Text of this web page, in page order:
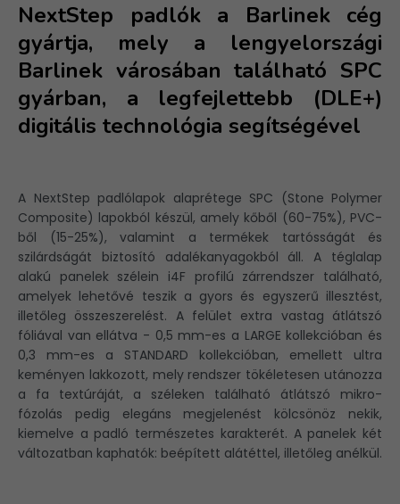
NextStep padlók a Barlinek cég
gyártja, mely a lengyelországi
Barlinek városában található SPC
gyárban, a legfejlettebb (DLE+)
digitális technológia segítségével
A NextStep padlólapok alaprétege SPC (Stone Polymer
Composite) lapokból készül, amely kőből (60-75%), PVC-
ből (15-25%), valamint a termékek tartósságát és
szilárdságát biztosító adalékanyagokból áll. A téglalap
alakú panelek szélein i4F profilú zárrendszer található,
amelyek lehetővé teszik a gyors és egyszerű illesztést,
illetőleg összeszerelést. A felület extra vastag átlátszó
fóliával van ellátva - 0,5 mm-es a LARGE kollekcióban és
0,3 mm-es a STANDARD kollekcióban, emellett ultra
keményen lakkozott, mely rendszer tökéletesen utánozza
a fa textúráját, a széleken található átlátszó mikro-
fózolás pedig elegáns megjelenést kölcsönöz nekik,
kiemelve a padló természetes karakterét. A panelek két
változatban kaphatók: beépített alátéttel, illetőleg anélkül.